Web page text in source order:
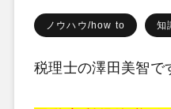
ノウハウ/how to 知
税理士の澤田美智で